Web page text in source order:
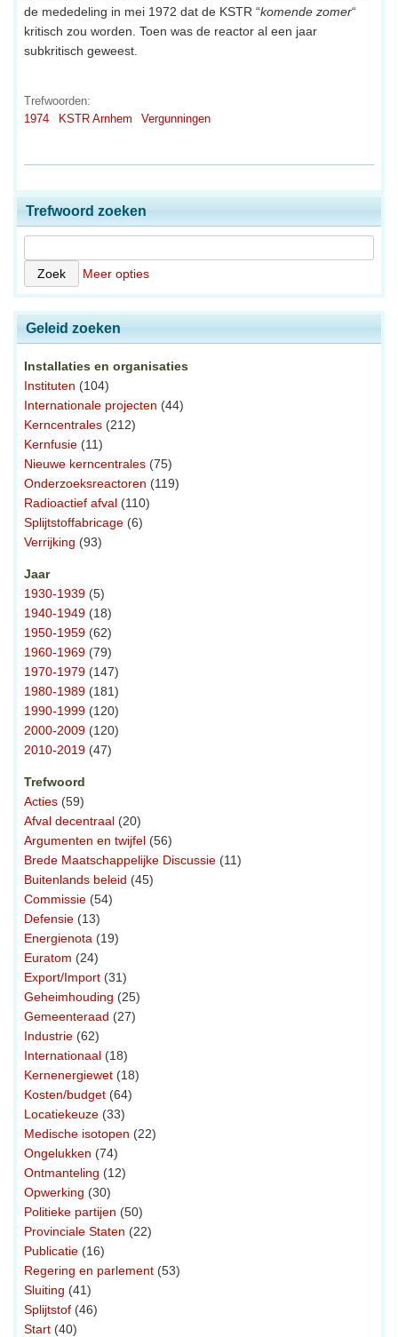
de mededeling in mei 1972 dat de KSTR “komende zomer“
kritisch zou worden. Toen was de reactor al een jaar
subkritisch geweest.
Trefwoorden:
1974
KSTR Arnhem Vergunningen
Trefwoord zoeken
Meer opties
Geleid zoeken
Installaties en organisaties
Instituten (104)
Internationale projecten (44)
Kerncentrales (212)
Kernfusie (11)
Nieuwe kerncentrales (75)
Onderzoeksreactoren (119)
Radioactief afval (110)
Splijtstoffabricage (6)
Verrijking (93)
Jaar
1930-1939 (5)
1940-1949 (18)
1950-1959 (62)
1960-1969 (79)
1970-1979 (147)
1980-1989 (181)
1990-1999 (120)
2000-2009 (120)
2010-2019 (47)
Trefwoord
Acties (59)
Afval decentraal (20)
Argumenten en twijfel (56)
Brede Maatschappelijke Discussie (11)
Buitenlands beleid (45)
Commissie (54)
Defensie (13)
Energienota (19)
Euratom (24)
Export/Import (31)
Geheimhouding (25)
Gemeenteraad (27)
Industrie (62)
Internationaal (18)
Kernenergiewet (18)
Kosten/budget (64)
Locatiekeuze (33)
Medische isotopen (22)
Ongelukken (74)
Ontmanteling (12)
Opwerking (30)
Politieke partijen (50)
Provinciale Staten (22)
Publicatie (16)
Regering en parlement (53)
Sluiting (41)
Splijtstof (46)
Start (40)